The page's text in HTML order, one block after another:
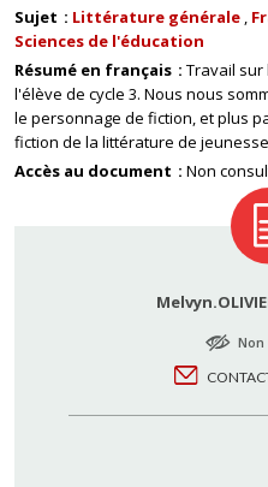
Sujet
Littérature générale
Sciences de l'éducation
Résumé en français
Travail
l'élève de cycle 3. Nous nous
le personnage de fiction, et plus
fiction de la littérature de
Accès au document
Non